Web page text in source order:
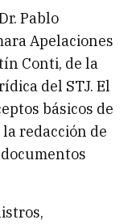
Pablo
Apelaciones
Conti, de la
del STJ. El
básicos de
redacción de